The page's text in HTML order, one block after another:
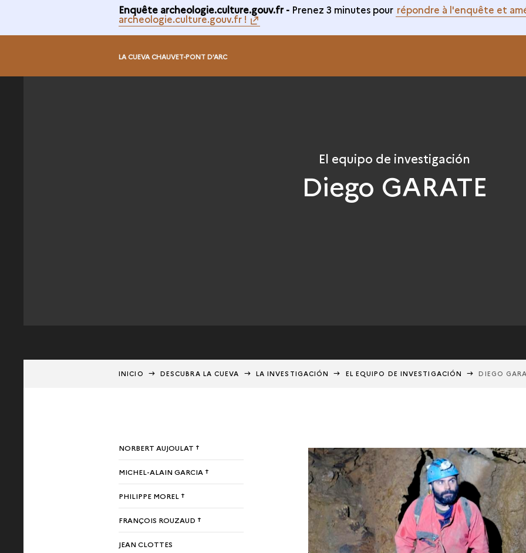
Enquête archeologie.culture.gouv.fr - Prenez 3 minutes pour répondre à l'enquête et
archeologie.culture.gouv.fr !
LA CUEVA CHAUVET-PONT D'ARC
El equipo de investigación
Diego GARATE
INICIO DESCUBRA LA CUEVA LA INVESTIGACIÓN EL EQUIPO DE INVESTIGACIÓN DIEGO
NORBERT AUJOULAT †
MICHEL-ALAIN GARCIA †
PHILIPPE MOREL †
FRANÇOIS ROUZAUD †
JEAN CLOTTES